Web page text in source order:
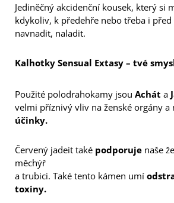
Jediněčný akcidenční kousek, který si
kdykoliv, k předehře nebo třeba i před
navnadit, naladit.
Kalhotky Sensual Extasy – tvé
Použité polodrahokamy jsou Achát a
velmi příznivý vliv na ženské orgány a
účinky.
Červený jadeit také podporuje naše
měchýř
a trubici. Také tento kámen umí
toxiny.
D
O
O
R
Č
U
E
E
PODPRSENKA
NA
MÍRU